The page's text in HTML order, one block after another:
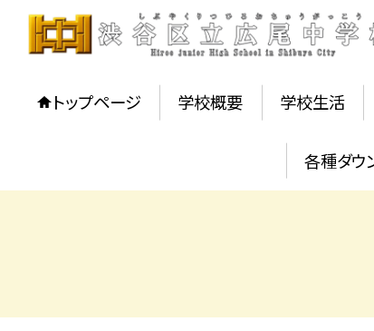
トップページ 学校概要 学校生活
各種ダウ